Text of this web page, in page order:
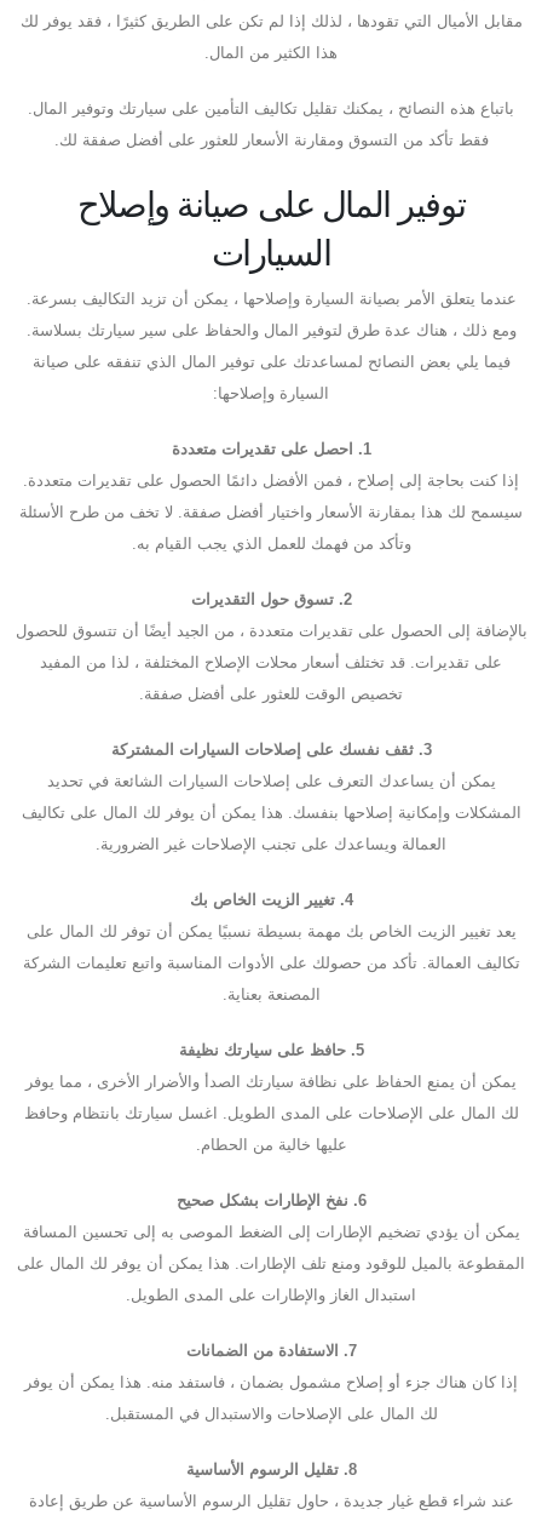
مقابل الأميال التي تقودها ، لذلك إذا لم تكن على الطريق كثيرًا ، فقد يوفر لك
هذا الكثير من المال.
باتباع هذه النصائح ، يمكنك تقليل تكاليف التأمين على سيارتك وتوفير المال.
فقط تأكد من التسوق ومقارنة الأسعار للعثور على أفضل صفقة لك.
توفير المال على صيانة وإصلاح
السيارات
عندما يتعلق الأمر بصيانة السيارة وإصلاحها ، يمكن أن تزيد التكاليف بسرعة.
ومع ذلك ، هناك عدة طرق لتوفير المال والحفاظ على سير سيارتك بسلاسة.
فيما يلي بعض النصائح لمساعدتك على توفير المال الذي تنفقه على صيانة
السيارة وإصلاحها:
1. احصل على تقديرات متعددة
إذا كنت بحاجة إلى إصلاح ، فمن الأفضل دائمًا الحصول على تقديرات متعددة.
سيسمح لك هذا بمقارنة الأسعار واختيار أفضل صفقة. لا تخف من طرح الأسئلة
وتأكد من فهمك للعمل الذي يجب القيام به.
2. تسوق حول التقديرات
بالإضافة إلى الحصول على تقديرات متعددة ، من الجيد أيضًا أن تتسوق للحصول
على تقديرات. قد تختلف أسعار محلات الإصلاح المختلفة ، لذا من المفيد
تخصيص الوقت للعثور على أفضل صفقة.
3. ثقف نفسك على إصلاحات السيارات المشتركة
يمكن أن يساعدك التعرف على إصلاحات السيارات الشائعة في تحديد
المشكلات وإمكانية إصلاحها بنفسك. هذا يمكن أن يوفر لك المال على تكاليف
العمالة ويساعدك على تجنب الإصلاحات غير الضرورية.
4. تغيير الزيت الخاص بك
يعد تغيير الزيت الخاص بك مهمة بسيطة نسبيًا يمكن أن توفر لك المال على
تكاليف العمالة. تأكد من حصولك على الأدوات المناسبة واتبع تعليمات الشركة
المصنعة بعناية.
5. حافظ على سيارتك نظيفة
يمكن أن يمنع الحفاظ على نظافة سيارتك الصدأ والأضرار الأخرى ، مما يوفر
لك المال على الإصلاحات على المدى الطويل. اغسل سيارتك بانتظام وحافظ
عليها خالية من الحطام.
6. نفخ الإطارات بشكل صحيح
يمكن أن يؤدي تضخيم الإطارات إلى الضغط الموصى به إلى تحسين المسافة
المقطوعة بالميل للوقود ومنع تلف الإطارات. هذا يمكن أن يوفر لك المال على
استبدال الغاز والإطارات على المدى الطويل.
7. الاستفادة من الضمانات
إذا كان هناك جزء أو إصلاح مشمول بضمان ، فاستفد منه. هذا يمكن أن يوفر
لك المال على الإصلاحات والاستبدال في المستقبل.
8. تقليل الرسوم الأساسية
عند شراء قطع غيار جديدة ، حاول تقليل الرسوم الأساسية عن طريق إعادة